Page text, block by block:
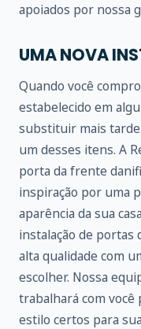
apoiados por nossa
UMA NOVA
Quando você
estabelecido em
substituir mais
um desses itens. A
porta da frente
inspiração por uma
aparência da sua
instalação de
alta qualidade com
escolher. Nossa
trabalhará com você
estilo certos para